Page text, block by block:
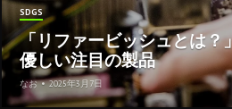
SDGS
「リファービッシュとは？
優しい注目の製品
なお • 2025年3月7日